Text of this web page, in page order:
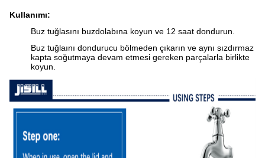
Kullanımı:
Buz tuğlasını buzdolabına koyun ve 12 saat dondurun.
Buz tuğlaını dondurucu bölmeden çıkarın ve aynı sızdırmaz
kapta soğutmaya devam etmesi gereken parçalarla birlikte
koyun.